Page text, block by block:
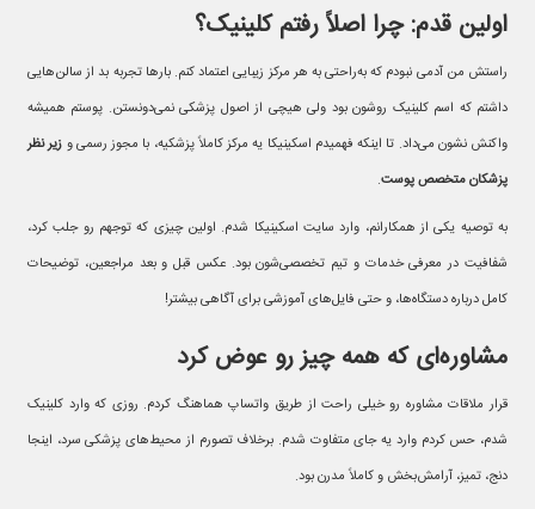
اولین قدم: چرا اصلاً رفتم کلینیک؟
راستش من آدمی نبودم که به‌راحتی به هر مرکز زیبایی اعتماد کنم. بارها تجربه بد از سالن‌هایی
داشتم که اسم کلینیک روشون بود ولی هیچی از اصول پزشکی نمی‌دونستن. پوستم همیشه
واکنش نشون می‌داد. تا اینکه فهمیدم اسکینیکا یه مرکز کاملاً پزشکیه، با مجوز رسمی و زیر نظر
پزشکان متخصص پوست.
به توصیه یکی از همکارانم، وارد سایت اسکینیکا شدم. اولین چیزی که توجهم رو جلب کرد،
شفافیت در معرفی خدمات و تیم تخصصی‌شون بود. عکس قبل و بعد مراجعین، توضیحات
کامل درباره دستگاه‌ها، و حتی فایل‌های آموزشی برای آگاهی بیشتر!
مشاوره‌ای که همه چیز رو عوض کرد
قرار ملاقات مشاوره رو خیلی راحت از طریق واتساپ هماهنگ کردم. روزی که وارد کلینیک
شدم، حس کردم وارد یه جای متفاوت شدم. برخلاف تصورم از محیط‌های پزشکی سرد، اینجا
دنج، تمیز، آرامش‌بخش و کاملاً مدرن بود.